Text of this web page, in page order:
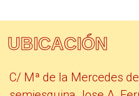
UBICACIÓN
C/ Mª de la Mercedes